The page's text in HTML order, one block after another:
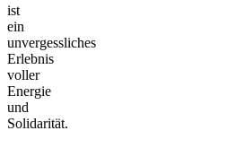
ist
ein
unvergessliches
Erlebnis
voller
Energie
und
Solidarität.